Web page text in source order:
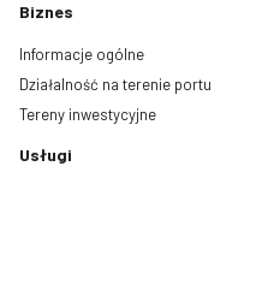
Biznes
Informacje ogólne
Działalność na terenie portu
Tereny inwestycyjne
Usługi